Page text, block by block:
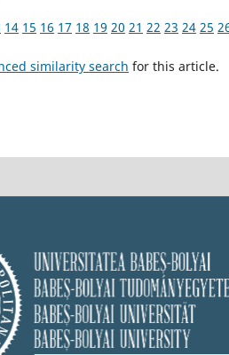
14 15 16 17 18 19 20 21 22 23 24 25
similarity search for this article.